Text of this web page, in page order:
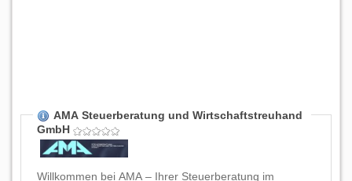
AMA Steuerberatung und Wirtschaftstreuhand
GmbH
Willkommen bei AMA – Ihrer Steuerberatung im